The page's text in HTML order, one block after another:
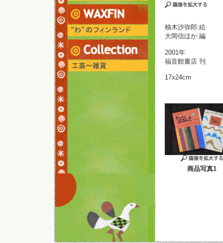
柚木沙弥郎:絵
大岡信ほか:編
2001年
福音館書店 刊
17x24cm
商品写真1